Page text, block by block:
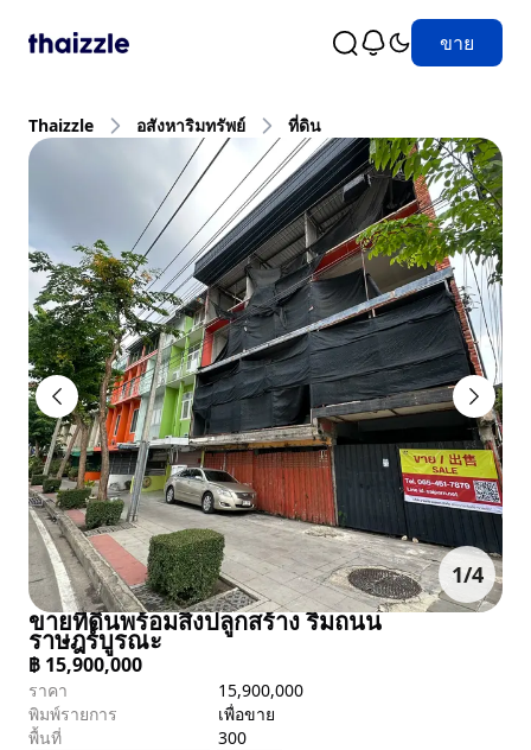
ขาย
Thaizzle อสังหาริมทรัพย์ ที่ดิน
1/4
ขายที่ดินพร้อมสิ่งปลูกสร้าง ริมถนน
ราษฎร์บูรณะ
฿ 15,900,000
ราคา
15,900,000
พิมพ์รายการ
เพื่อขาย
พื้นที่
300